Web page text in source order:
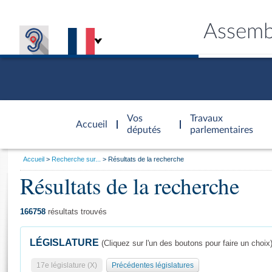
Accueil
d'accueil
Vos
députés
Travaux
parlementaires
Général
Vous
Accueil Recherche sur... Résultats de la recherche
Résultats de la recherche
166758 résultats trouvés
LÉGISLATURE (Cliquez sur l'un des boutons pour faire un choix)
17e législature (X) Précédentes législatures